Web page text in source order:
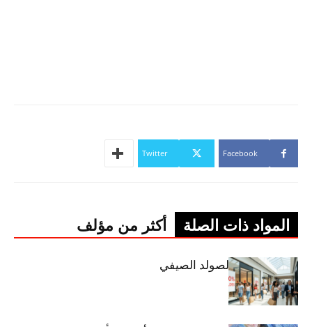
Facebook
Twitter
المواد ذات الصلة أكثر من مؤلف
اليوم: إنطلاق الصولد الصيفي